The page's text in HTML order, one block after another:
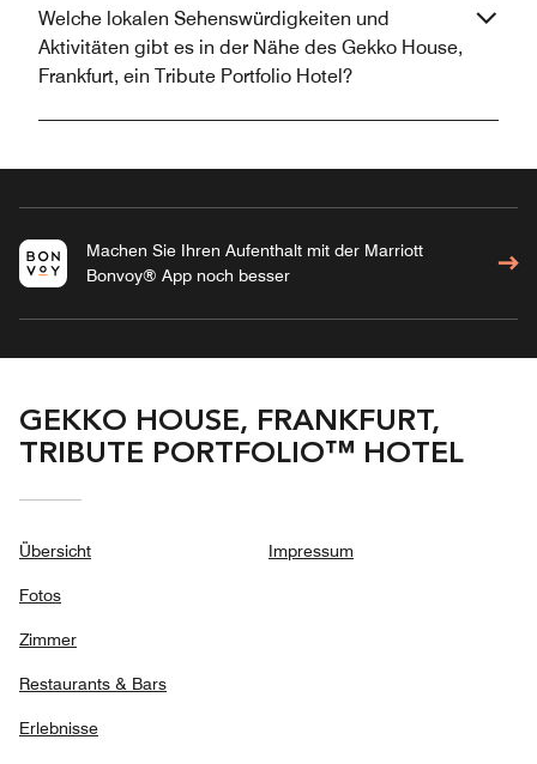
Welche lokalen Sehenswürdigkeiten und
Aktivitäten gibt es in der Nähe des Gekko House,
Frankfurt, ein Tribute Portfolio Hotel?
Machen Sie Ihren Aufenthalt mit der Marriott
Bonvoy® App noch besser
GEKKO HOUSE, FRANKFURT,
TRIBUTE PORTFOLIO™ HOTEL
Übersicht
Fotos
Zimmer
Restaurants & Bars
Erlebnisse
Impressum